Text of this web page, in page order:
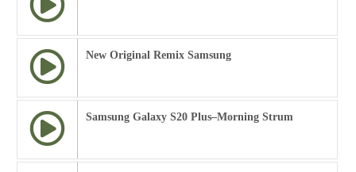
New Original Remix Samsung
Samsung Galaxy S20 Plus–Morning Strum